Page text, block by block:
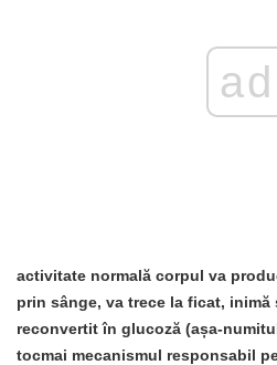
ad
activitate normală corpul va
prin sânge, va trece la ficat,
reconvertit în glucoză (așa-
tocmai mecanismul responsabil